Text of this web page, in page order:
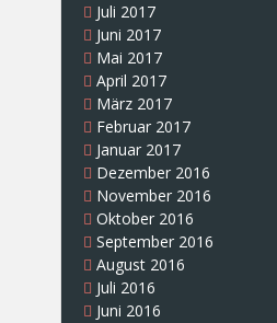
Juli 2017
Juni 2017
Mai 2017
April 2017
März 2017
Februar 2017
Januar 2017
Dezember 2016
November 2016
Oktober 2016
September 2016
August 2016
Juli 2016
Juni 2016